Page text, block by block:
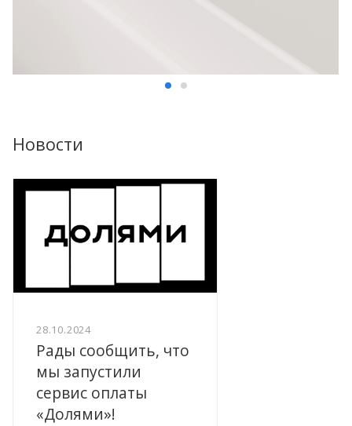
Новости
28.10.2024
Рады сообщить, что
мы запустили
сервис оплаты
«Долями»!